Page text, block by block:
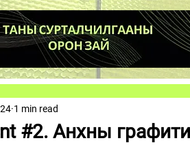
#2. Анхны
1 min read